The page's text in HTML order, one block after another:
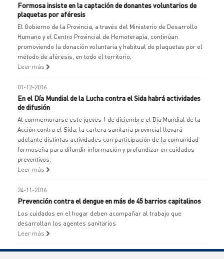
Formosa insiste en la captación de donantes voluntarios de
plaquetas por aféresis
El Gobierno de la Provincia, a través del Ministerio de Desarrollo
Humano y el Centro Provincial de Hemoterapia, continúan
promoviendo la donación voluntaria y habitual de plaquetas por el
método de aféresis, en todo el territorio.
Leer más
01-12-2016
En el Día Mundial de la Lucha contra el Sida habrá actividades
de difusión
Al conmemorarse este jueves 1 de diciembre el Día Mundial de la
Acción contra el Sida, la cartera sanitaria provincial llevará
adelante distintas actividades con participación de la comunidad
formoseña para difundir información y profundizar en cuidados
preventivos.
Leer más
24-11-2016
Prevención contra el dengue en más de 45 barrios capitalinos
Los cuidados en el hogar deben acompañar al trabajo que
desarrollan los agentes sanitarios
Leer más